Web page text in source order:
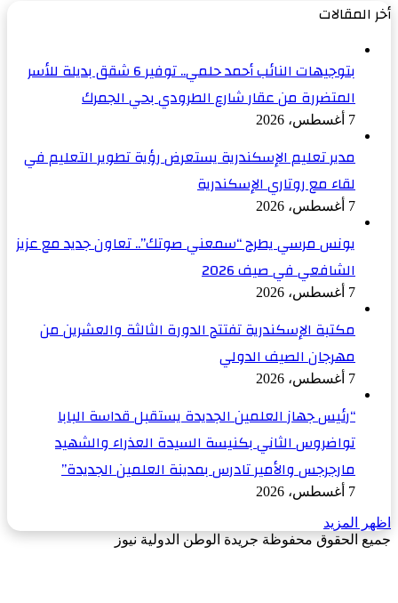
أخر المقالات
بتوجيهات النائب أحمد حلمي.. توفير 6 شقق بديلة للأسر
المتضررة من عقار شارع الطرودي بحي الجمرك
7 أغسطس، 2026
مدير تعليم الإسكندرية يستعرض رؤية تطوير التعليم في
لقاء مع روتاري الإسكندرية
7 أغسطس، 2026
يونس مرسي يطرح “سمعني صوتك”.. تعاون جديد مع عزيز
الشافعي في صيف 2026
7 أغسطس، 2026
مكتبة الإسكندرية تفتتح الدورة الثالثة والعشرين من
مهرجان الصيف الدولي
7 أغسطس، 2026
“رئيس جهاز العلمين الجديدة يستقبل قداسة البابا
تواضروس الثاني بكنيسة السيدة العذراء والشهيد
مارجرجس والأمير تادرس بمدينة العلمين الجديدة”
7 أغسطس، 2026
اظهر المزيد
جميع الحقوق محفوظة جريدة الوطن الدولية نيوز